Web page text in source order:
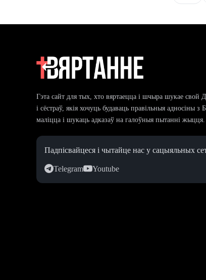
Гэта сайт для тых, хто вяртаецца і шчыра шукае свой
і сёстраў, якія хочуць будаваць правільныя адносіны
маліцца і шукаць адказаў на галоўныя пытанні жыцця.
Падпісвайцеся і чытайце нас у сацыяльных
Telegram Youtube